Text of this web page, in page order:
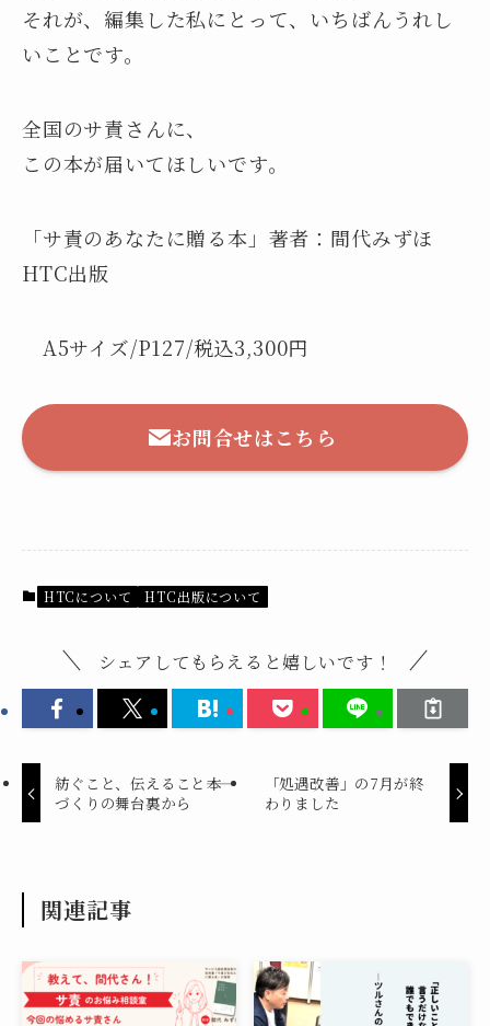
それが、編集した私にとって、いちばんうれし
いことです。
全国のサ責さんに、
この本が届いてほしいです。
「サ責のあなたに贈る本」著者：間代みずほ
HTC出版
A5サイズ/P127/税込3,300円
お問合せはこちら
HTCについて HTC出版について
シェアしてもらえると嬉しいです！
紡ぐこと、伝えること――本
づくりの舞台裏から
「処遇改善」の7月が終
わりました
関連記事